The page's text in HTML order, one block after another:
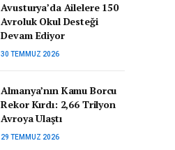
Avusturya’da Ailelere 150
Avroluk Okul Desteği
Devam Ediyor
30 TEMMUZ 2026
Almanya’nın Kamu Borcu
Rekor Kırdı: 2,66 Trilyon
Avroya Ulaştı
29 TEMMUZ 2026